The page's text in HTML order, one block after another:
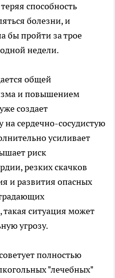
способность
болезни, и
бы пройти за трое
недели.
общей
и повышением
создает
на сердечно-сосудистую
усиливает
риск
резких скачков
и развития опасных
такая ситуация может
угрозу.
полностью
"лечебных"